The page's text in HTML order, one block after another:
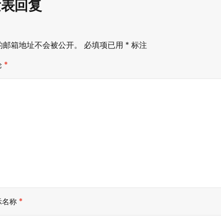
回复
箱地址不会被公开。 必填项已用 * 标注
*
名称 *